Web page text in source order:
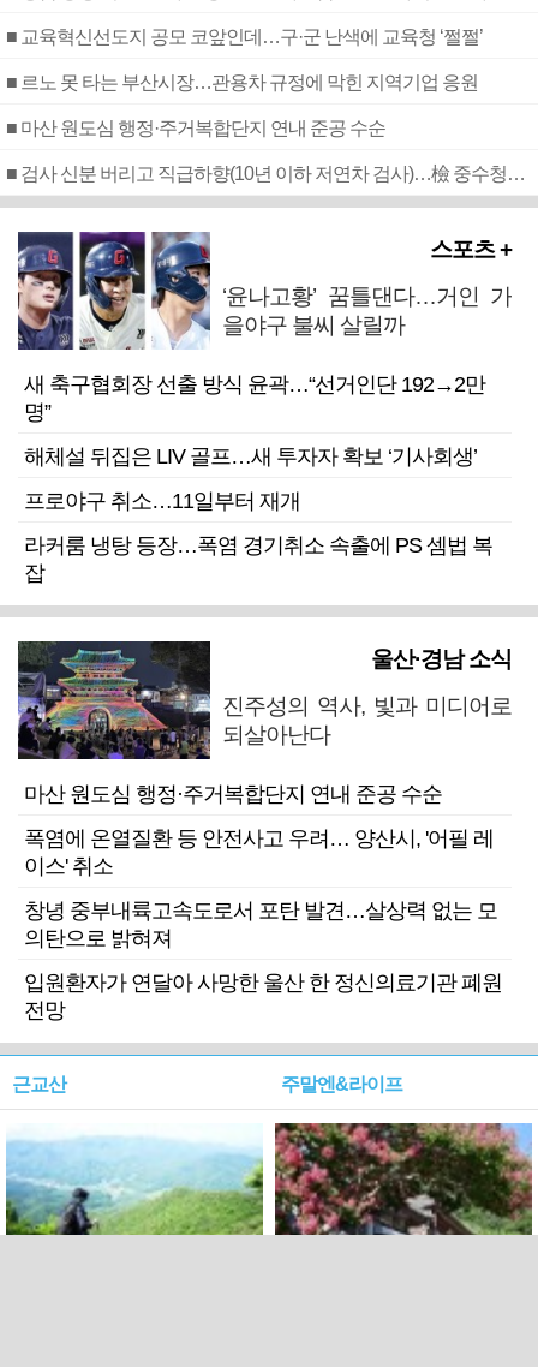
■ 교육혁신선도지 공모 코앞인데…구·군 난색에 교육청 ‘쩔쩔’
■ 르노 못 타는 부산시장…관용차 규정에 막힌 지역기업 응원
■ 마산 원도심 행정·주거복합단지 연내 준공 수순
■ 검사 신분 버리고 직급하향(10년 이하 저연차 검사)…檢 중수청행 기피
스포츠 +
‘윤나고황’ 꿈틀댄다…거인 가
을야구 불씨 살릴까
새 축구협회장 선출 방식 윤곽…“선거인단 192→2만
명”
해체설 뒤집은 LIV 골프…새 투자자 확보 ‘기사회생’
프로야구 취소…11일부터 재개
라커룸 냉탕 등장…폭염 경기취소 속출에 PS 셈법 복
잡
울산·경남 소식
진주성의 역사, 빛과 미디어로
되살아난다
마산 원도심 행정·주거복합단지 연내 준공 수순
폭염에 온열질환 등 안전사고 우려… 양산시, '어필 레
이스' 취소
창녕 중부내륙고속도로서 포탄 발견…살상력 없는 모
의탄으로 밝혀져
입원환자가 연달아 사망한 울산 한 정신의료기관 폐원
전망
근교산 주말엔&라이프